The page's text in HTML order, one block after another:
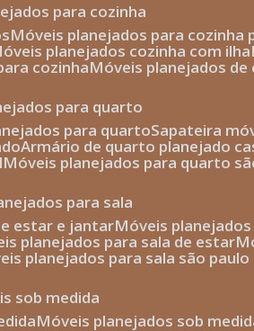
para cozinha
móveis planejados para cozinha
móveis planejados cozinha com ilha
cozinha móveis planejados
para quarto
para quarto sapateira
armário de quarto planejado
móveis planejados para quarto
para sala
estar e jantar móveis
planejados para sala de estar
planejados para sala são paulo
sob medida
móveis planejados sob